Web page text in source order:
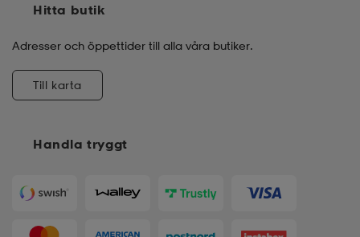
Handla tryggt
Hitta butik
Adresser och öppettider till alla våra butiker.
Till karta